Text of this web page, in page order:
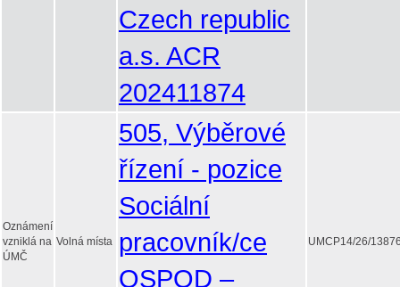
Czech republic
a.s. ACR
202411874
Oznámení
vzniklá na
ÚMČ
Volná místa
505, Výběrové
řízení - pozice
Sociální
pracovník/ce
OSPOD –
UMCP14/26/